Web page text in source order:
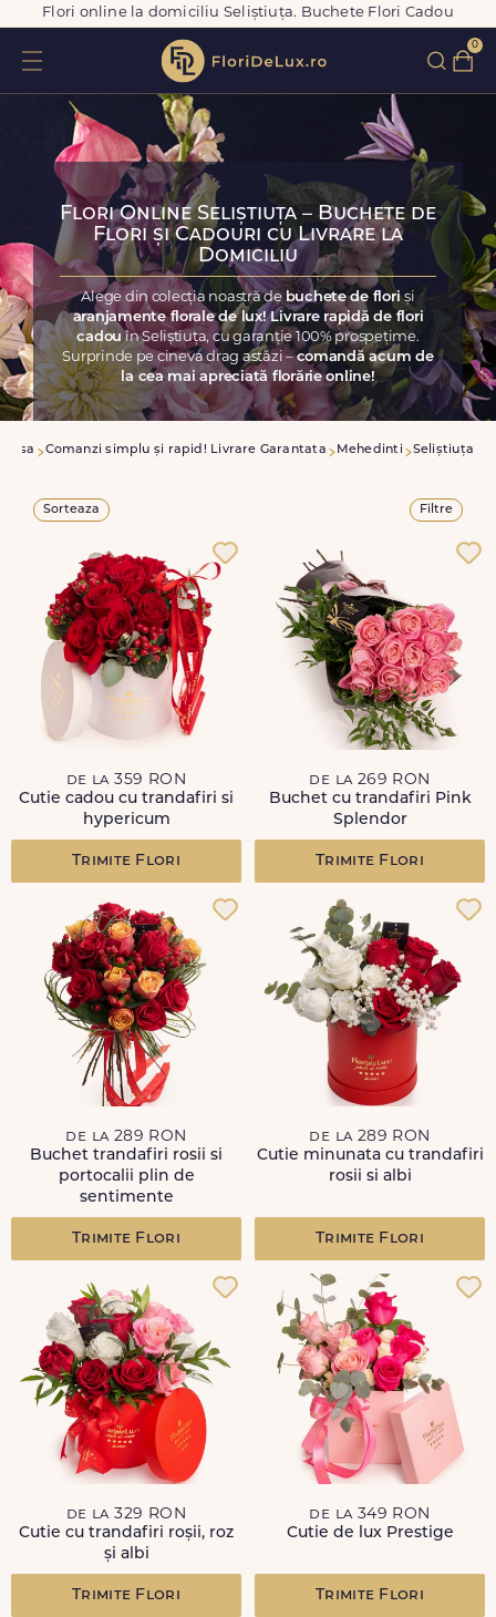
Flori online la domiciliu Seliștiuța. Buchete Flori Cadou
0
Flori Online Seliștiuța – Buchete de
Flori și Cadouri cu Livrare la
Domiciliu
Alege din colecția noastră de buchete de floriși
aranjamente florale de lux! Livrare rapidă de flori
cadouîn Seliștiuța, cu garanție 100% prospețime.
Surprinde pe cineva drag astăzi –comandă acum de
la cea mai apreciată florărie online!
Comanzi simplu și rapid! Livrare Garantata Mehedinti Seliștiuța
Sorteaza Filtre
de la 359 RON
Cutie cadou cu trandafiri si
hypericum
Trimite Flori
de la 269 RON
Buchet cu trandafiri Pink
Splendor
Trimite Flori
de la 289 RON
Buchet trandafiri rosii si
portocalii plin de
sentimente
Trimite Flori
de la 289 RON
Cutie minunata cu trandafiri
rosii si albi
Trimite Flori
de la 329 RON
Cutie cu trandafiri roșii, roz
și albi
Trimite Flori
de la 349 RON
Cutie de lux Prestige
Trimite Flori